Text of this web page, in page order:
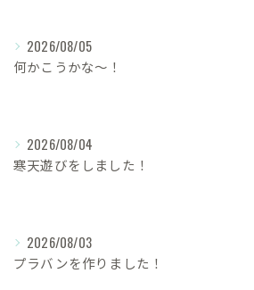
2026/08/05
何かこうかな〜！
2026/08/04
寒天遊びをしました！
2026/08/03
プラバンを作りました！